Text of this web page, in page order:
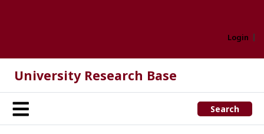
Login
University Research Base
Search